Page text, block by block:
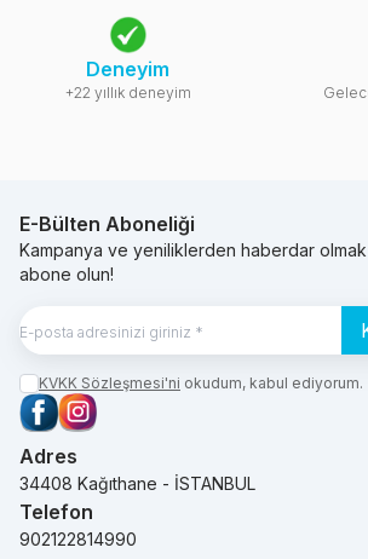
Deneyim
+22 yıllık deneyim
E-Bülten Aboneliği
Kampanya ve yeniliklerden haberdar
abone olun!
KVKK Sözleşmesi'ni okudum, kabul ediyorum.
Facebook
Instagram
Adres
34408 Kağıthane - İSTANBUL
Telefon
902122814990